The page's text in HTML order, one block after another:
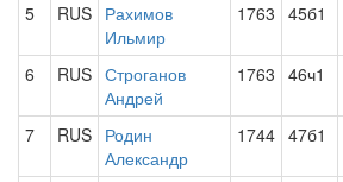
5 RUS Рахимов
Ильмир
1763 45б1
6 RUS Строганов
Андрей
1763 46ч1
7 RUS Родин
Александр
1744 47б1